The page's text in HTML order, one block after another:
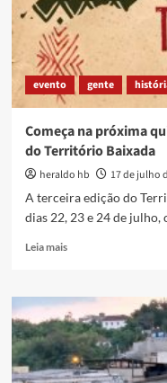
[ASSISTA]
evento gente
Começa na próxima
do Território Baixada
heraldo hb 17 de julho
A terceira edição do
dias 22, 23 e 24 de julho,
Leia maisRead
Começa
na
próxima
quinta-
feira,